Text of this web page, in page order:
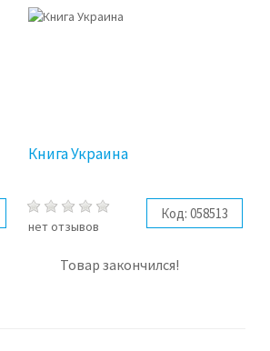
Книга Украина
нет отзывов
Код: 058513
Товар закончился!